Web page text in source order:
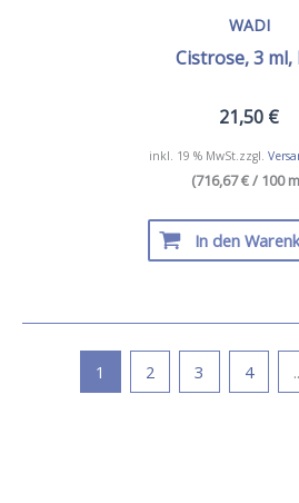
WADI
Cistrose, 3 ml,
21,50 €
inkl. 19 % MwSt. zzgl.
(716,67 € / 100
In den
1 2 3 4